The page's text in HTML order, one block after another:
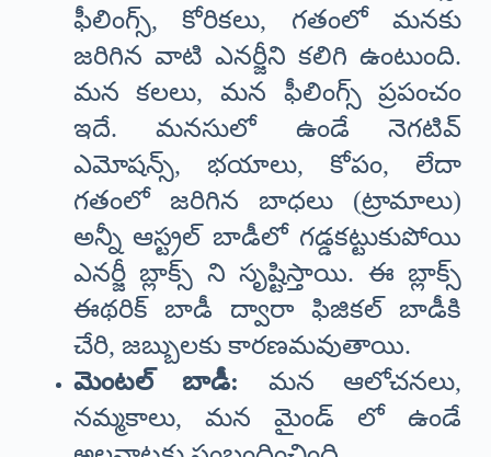
ఫీలింగ్స్, కోరికలు, గతంలో మనకు
జరిగిన వాటి ఎనర్జీని కలిగి ఉంటుంది.
మన కలలు, మన ఫీలింగ్స్ ప్రపంచం
ఇదే. మనసులో ఉండే నెగటివ్
ఎమోషన్స్, భయాలు, కోపం, లేదా
గతంలో జరిగిన బాధలు (ట్రామాలు)
అన్నీ ఆస్ట్రల్ బాడీలో గడ్డకట్టుకుపోయి
ఎనర్జీ బ్లాక్స్ ని సృష్టిస్తాయి. ఈ బ్లాక్స్
ఈథరిక్ బాడీ ద్వారా ఫిజికల్ బాడీకి
చేరి, జబ్బులకు కారణమవుతాయి.
మెంటల్ బాడీ: మన ఆలోచనలు,
నమ్మకాలు, మన మైండ్ లో ఉండే